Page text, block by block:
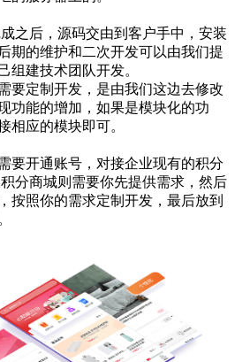
之后，源码交由到客户手中，安装
期的维护和二次开发可以由我们提
组建技术团队开发。
要定制开发，是由我们这边去修改
功能的增加，如果是模块化的功
相应的模块即可。
要开通账号，对接企业现有的积分
分商城则需要你先提供需求，然后
按照你的需求定制开发，最后放到